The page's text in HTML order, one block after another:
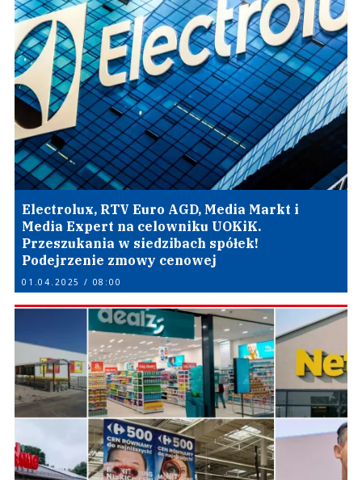
Electrolux, RTV Euro AGD, Media Markt i
Media Expert na celowniku UOKiK.
Przeszukania w siedzibach spółek!
Podejrzenie zmowy cenowej
01.04.2025 / 08:00